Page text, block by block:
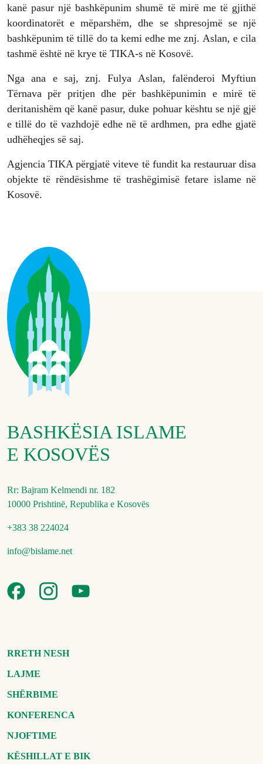
kanë pasur një bashkëpunim shumë të mirë me të gjithë
koordinatorët e mëparshëm, dhe se shpresojmë se një
bashkëpunim të tillë do ta kemi edhe me znj. Aslan, e cila
tashmë është në krye të TIKA-s në Kosovë.
Nga ana e saj, znj. Fulya Aslan, falënderoi Myftiun
Tërnava për pritjen dhe për bashkëpunimin e mirë të
deritanishëm që kanë pasur, duke pohuar kështu se një gjë
e tillë do të vazhdojë edhe në të ardhmen, pra edhe gjatë
udhëheqjes së saj.
Agjencia TIKA përgjatë viteve të fundit ka restauruar disa
objekte të rëndësishme të trashëgimisë fetare islame në
Kosovë.
BASHKËSIA ISLAME
E KOSOVËS
Rr: Bajram Kelmendi nr. 182
10000 Prishtinë, Republika e Kosovës
+383 38 224024
info@bislame.net
RRETH NESH
LAJME
SHËRBIME
KONFERENCA
NJOFTIME
KËSHILLAT E BIK